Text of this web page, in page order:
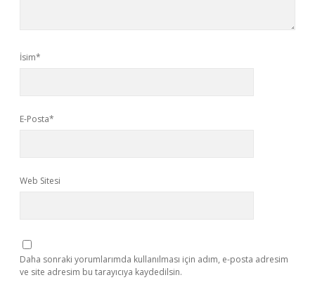
İsim*
E-Posta*
Web Sitesi
Daha sonraki yorumlarımda kullanılması için adım, e-posta adresim
ve site adresim bu tarayıcıya kaydedilsin.